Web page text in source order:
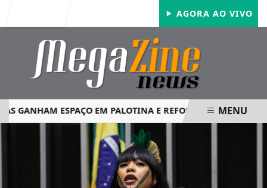
AGORA AO VIVO
ESPAÇO EM PALOTINA E REFORÇAM SEGURANÇA
MENU